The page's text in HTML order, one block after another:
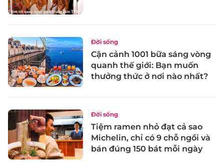
Đời sống
Cận cảnh 1001 bữa sáng vòng
quanh thế giới: Bạn muốn
thưởng thức ở nơi nào nhất?
Đời sống
Tiệm ramen nhỏ đạt cả sao
Michelin, chỉ có 9 chỗ ngồi và
bán đúng 150 bát mỗi ngày